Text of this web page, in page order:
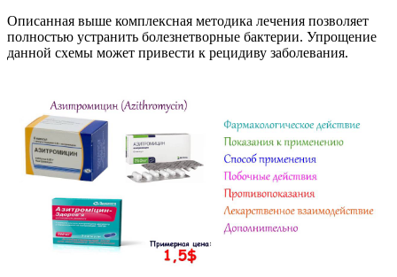
Описанная выше комплексная методика лечения позволяет
полностью устранить болезнетворные бактерии. Упрощение
данной схемы может привести к рецидиву заболевания.